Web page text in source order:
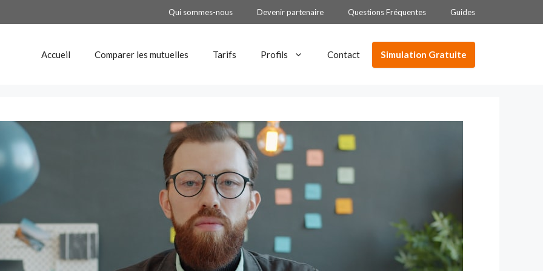
Qui sommes-nous Devenir partenaire Questions Fréquentes Guides
Accueil Comparer les mutuelles Tarifs Profils Contact Simulation Gratuite